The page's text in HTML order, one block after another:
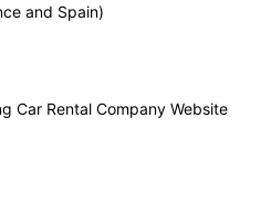
and Spain)
Car Rental Company Website